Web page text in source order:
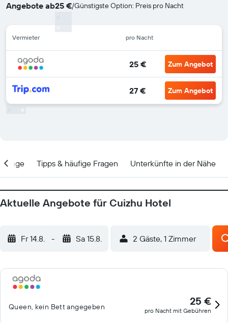
Angebote ab25 €/Günstigste Option: Preis pro Nacht
Vermieter pro Nacht
25 € Zum Angebot
27 € Zum Angebot
Lage Tipps & häufige Fragen Unterkünfte in der Nähe
Aktuelle Angebote für Cuizhu Hotel
Fr 14.8. - Sa 15.8. 2 Gäste, 1 Zimmer
Queen, kein Bett angegeben 25 €
pro Nacht mit Gebühren